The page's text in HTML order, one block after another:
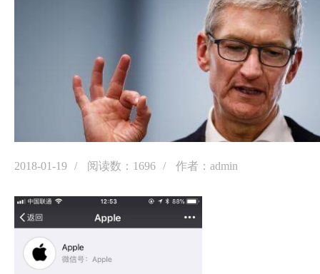
2018-01-19 阅读数：1696 作者：admin